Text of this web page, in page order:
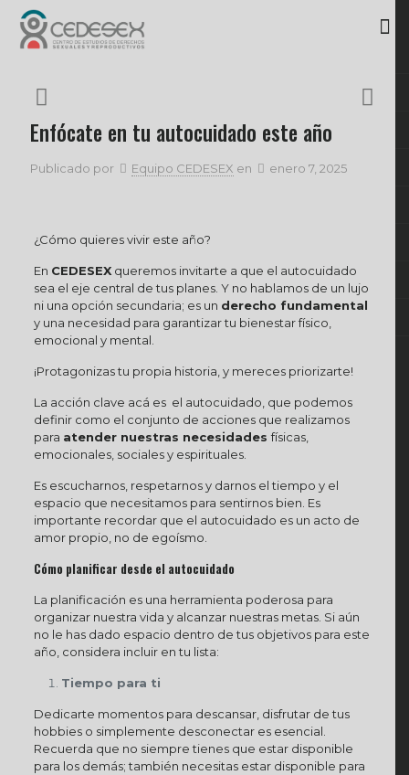
Enfócate en tu autocuidado este año
Publicado por Equipo CEDESEX en enero 7, 2025
¿Cómo quieres vivir este año?
En CEDESEXqueremos invitarte a que el autocuidado
sea el eje central de tus planes. Y no hablamos de un lujo
ni una opción secundaria; es un derecho fundamental
y una necesidad para garantizar tu bienestar físico,
emocional y mental.
¡Protagonizas tu propia historia, y mereces priorizarte!
La acción clave acá es el autocuidado, que podemos
definir como el conjunto de acciones que realizamos
para atender nuestras necesidadesfísicas,
emocionales, sociales y espirituales.
Es escucharnos, respetarnos y darnos el tiempo y el
espacio que necesitamos para sentirnos bien. Es
importante recordar que el autocuidado es un acto de
amor propio, no de egoísmo.
Cómo planificar desde el autocuidado
La planificación es una herramienta poderosa para
organizar nuestra vida y alcanzar nuestras metas. Si aún
no le has dado espacio dentro de tus objetivos para este
año, considera incluir en tu lista:
Tiempo para ti
Dedicarte momentos para descansar, disfrutar de tus
hobbies o simplemente desconectar es esencial.
Recuerda que no siempre tienes que estar disponible
para los demás; también necesitas estar disponible para